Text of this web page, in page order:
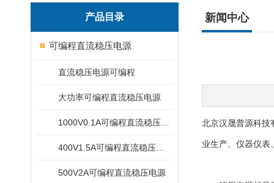
产品目录
可编程直流稳压电源
直流稳压电源可编程
大功率可编程直流稳压电源
500V2A可编程直流稳压电源
新闻中心
北京汉晟普源科技
业生产、仪器仪表